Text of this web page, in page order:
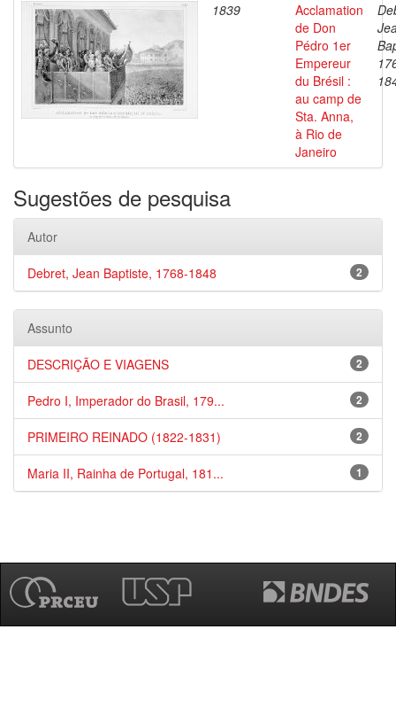
1839
Acclamation
de Don
Pédro 1er
Empereur
du Brésil :
au camp de
Sta. Anna,
à Rio de
Janeiro
Sugestões de pesquisa
Autor
2
Debret, Jean Baptiste, 1768-1848
Assunto
2
DESCRIÇÃO E VIAGENS
2
Pedro I, Imperador do Brasil, 179...
2
PRIMEIRO REINADO (1822-1831)
1
Maria II, Rainha de Portugal, 181...